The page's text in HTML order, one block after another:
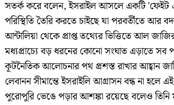
সতর্ক করে বলেন, ইসরাইল আসলে একটি 'ফেইট
পরিস্থিতি তৈরি করতে চাইছে যা পরবর্তীতে আর
আন্টালিয়া থেকে প্রাপ্ত তথ্যের ভিত্তিতে আল
মধ্যপ্রাচ্যে বড় ধরনের কোনো সংঘাত এড়াতে সব
কূটনৈতিক আলোচনার পথ প্রশস্ত রাখার আহ্বান
লেবানন সীমান্তে ইসরাইলি আগ্রাসন বন্ধ না হলে
পুরোপুরি ভেঙে পড়ার আশঙ্কা রয়েছে বলেও তিনি